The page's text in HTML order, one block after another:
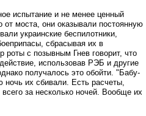
испытание и не менее ценный
моста, они оказывали постоянную
украинские беспилотники,
сбрасывая их в
с позывным Гнев говорит, что
использовав РЭБ и другие
получалось это обойти. "Бабу-
ночь их сбивали. Есть расчеты,
за несколько ночей. Вообще их